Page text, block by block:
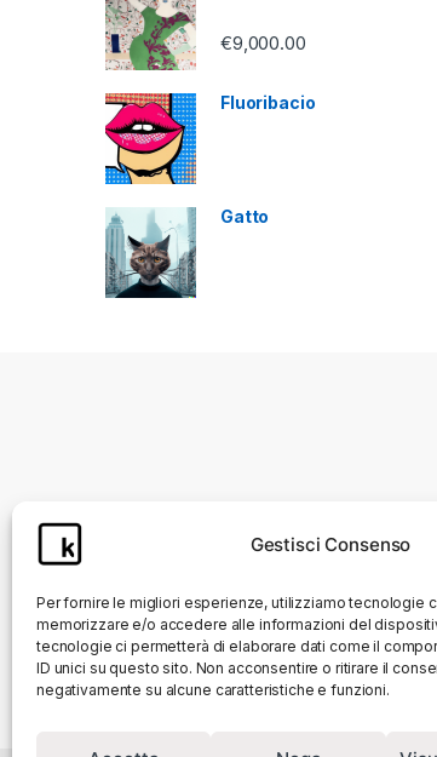
Gestisci Consenso
Per fornire le migliori esperienze, utilizziamo tecnologie
memorizzare e/o accedere alle informazioni del
tecnologie ci permetterà di elaborare dati come il
ID unici su questo sito. Non acconsentire o ritirare il
negativamente su alcune caratteristiche e funzioni.
€9,000.00
Fluoribacio
Gatto